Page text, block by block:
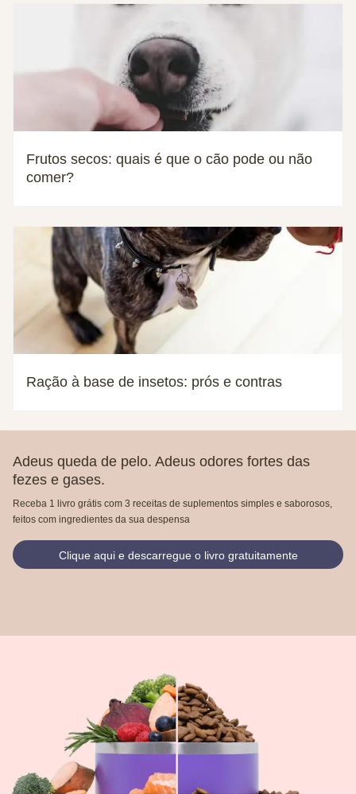
Frutos secos: quais é que o cão pode ou não
comer?
Ração à base de insetos: prós e contras
Adeus queda de pelo. Adeus odores fortes das
fezes e gases.
Receba 1 livro grátis com 3 receitas de suplementos simples e saborosos,
feitos com ingredientes da sua despensa
Clique aqui e descarregue o livro gratuitamente